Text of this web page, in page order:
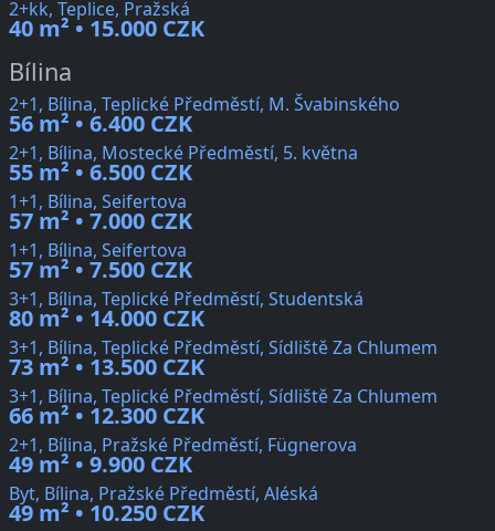
2+kk, Teplice, Pražská
40 m² • 15.000 CZK
Bílina
2+1, Bílina, Teplické Předměstí, M. Švabinského
56 m² • 6.400 CZK
2+1, Bílina, Mostecké Předměstí, 5. května
55 m² • 6.500 CZK
1+1, Bílina, Seifertova
57 m² • 7.000 CZK
1+1, Bílina, Seifertova
57 m² • 7.500 CZK
3+1, Bílina, Teplické Předměstí, Studentská
80 m² • 14.000 CZK
3+1, Bílina, Teplické Předměstí, Sídliště Za Chlumem
73 m² • 13.500 CZK
3+1, Bílina, Teplické Předměstí, Sídliště Za Chlumem
66 m² • 12.300 CZK
2+1, Bílina, Pražské Předměstí, Fügnerova
49 m² • 9.900 CZK
Byt, Bílina, Pražské Předměstí, Aléská
49 m² • 10.250 CZK